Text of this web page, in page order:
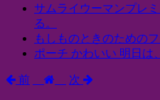
サムライウーマンプレ
る。
もしものときのための
ポーチ かわいい 明日は
前 次